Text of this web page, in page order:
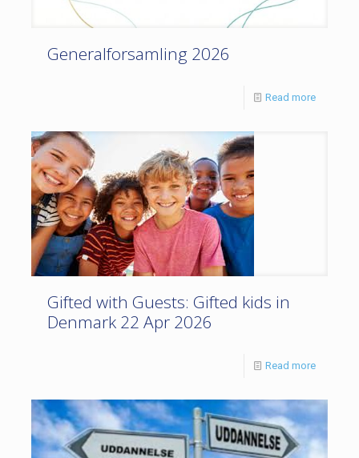
Generalforsamling 2026
Read more
Gifted with Guests: Gifted kids in
Denmark 22 Apr 2026
Read more